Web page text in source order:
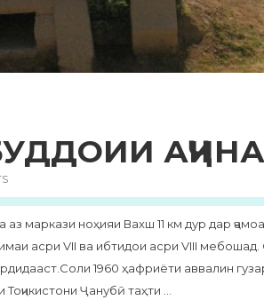
аз маркази ноҳияи Вахш 11 км дур дар
асри VII ва ибтидои асри VIII
1960 ҳафриёти аввалин
Ҷанубӣ таҳти …